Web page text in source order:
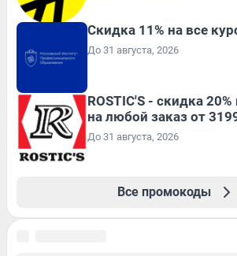
Скидка 11% на все
До 31 августа, 2026
ROSTIC'S - скидка
на любой заказ от
До 31 августа, 2026
Все промокоды